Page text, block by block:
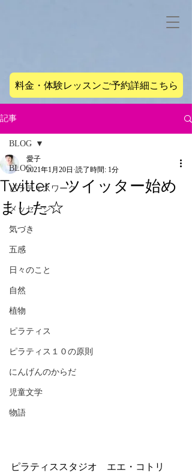
料金・体験レッスンご予約詳細こちら
記事
BLOG
ピラティスワーク
メッセージ
気づき
五感
日々のこと
自然
植物
ピラティス
ピラティス１０の原則
にんげんのからだ
児童文学
物語
BLOG
Twitter ツイッター始め
ました☆
愛子
2021年1月20日 読了時間: 1分
ピラティススタジオ　エエ・コトリ